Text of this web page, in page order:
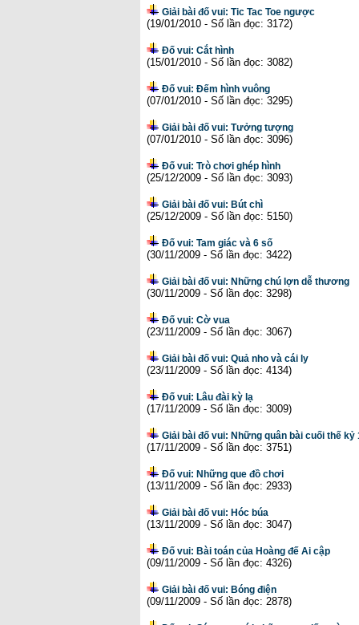
Giải bài đố vui: Tic Tac Toe ngược
(19/01/2010 - Số lần đọc: 3172)
Đố vui: Cắt hình
(15/01/2010 - Số lần đọc: 3082)
Đố vui: Đếm hình vuông
(07/01/2010 - Số lần đọc: 3295)
Giải bài đố vui: Tưởng tượng
(07/01/2010 - Số lần đọc: 3096)
Đố vui: Trò chơi ghép hình
(25/12/2009 - Số lần đọc: 3093)
Giải bài đố vui: Bút chì
(25/12/2009 - Số lần đọc: 5150)
Đố vui: Tam giác và 6 số
(30/11/2009 - Số lần đọc: 3422)
Giải bài đố vui: Những chú lợn dễ thương
(30/11/2009 - Số lần đọc: 3298)
Đố vui: Cờ vua
(23/11/2009 - Số lần đọc: 3067)
Giải bài đố vui: Quả nho và cái ly
(23/11/2009 - Số lần đọc: 4134)
Đố vui: Lâu đài kỳ lạ
(17/11/2009 - Số lần đọc: 3009)
Giải bài đố vui: Những quân bài cuối thế kỷ
(17/11/2009 - Số lần đọc: 3751)
Đố vui: Những que đồ chơi
(13/11/2009 - Số lần đọc: 2933)
Giải bài đố vui: Hóc búa
(13/11/2009 - Số lần đọc: 3047)
Đố vui: Bài toán của Hoàng đế Ai cập
(09/11/2009 - Số lần đọc: 4326)
Giải bài đố vui: Bóng điện
(09/11/2009 - Số lần đọc: 2878)